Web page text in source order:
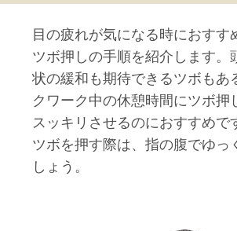
目の疲れが気になる時におすす
ツボ押しの手順を紹介します。
状の緩和も期待できるツボもあ
クワーク中の休憩時間にツボ押
スッキリさせるのにおすすめで
ツボを押す際は、指の腹でゆっ
しょう。